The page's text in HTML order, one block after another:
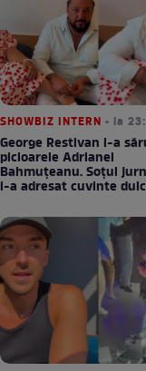
SHOWBIZ INTERN • la
George Restivan i-a
picioarele Adrianei
Bahmuțeanu. Soțul
i-a adresat cuvinte